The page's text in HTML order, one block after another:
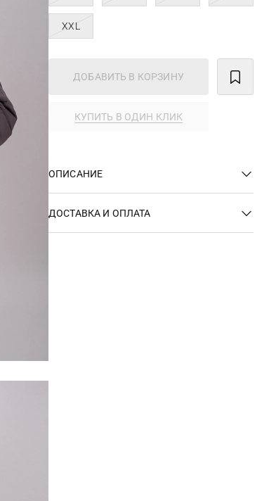
XXL
ДОБАВИТЬ В КОРЗИНУ
КУПИТЬ В ОДИН КЛИК
ОПИСАНИЕ
ДОСТАВКА И ОПЛАТА